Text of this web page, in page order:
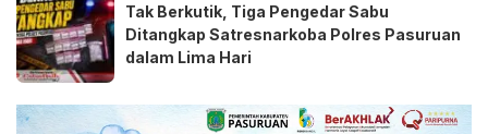
Tak Berkutik, Tiga Pengedar Sabu
Ditangkap Satresnarkoba Polres Pasuruan
dalam Lima Hari